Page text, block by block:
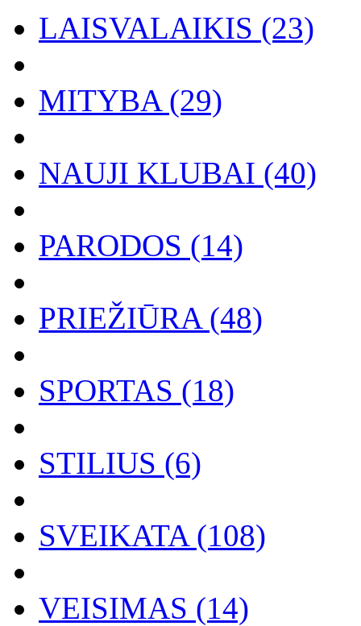
LAISVALAIKIS (23)
MITYBA (29)
NAUJI KLUBAI (40)
PARODOS (14)
PRIEŽIŪRA (48)
SPORTAS (18)
STILIUS (6)
SVEIKATA (108)
VEISIMAS (14)